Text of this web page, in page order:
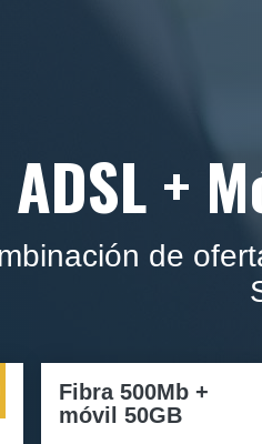
+
de
Fibra 500Mb +
móvil 50GB